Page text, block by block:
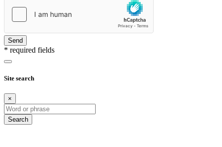
Send
* required fields
Site search
×
Search